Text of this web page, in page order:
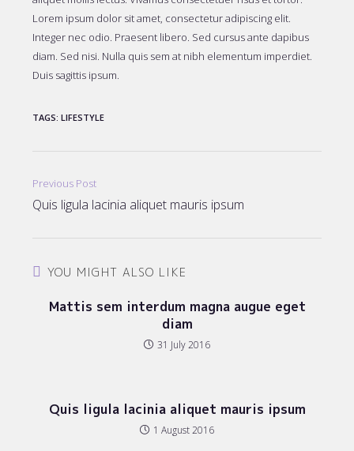
Lorem ipsum dolor sit amet, consectetur adipiscing elit.
Integer nec odio. Praesent libero. Sed cursus ante dapibus
diam. Sed nisi. Nulla quis sem at nibh elementum imperdiet.
Duis sagittis ipsum.
TAGS:LIFESTYLE
Read
more
articles
Previous Post
Quis ligula lacinia aliquet mauris ipsum
YOU MIGHT ALSO LIKE
Mattis sem interdum magna augue eget
diam
31 July 2016
Quis ligula lacinia aliquet mauris ipsum
1 August 2016